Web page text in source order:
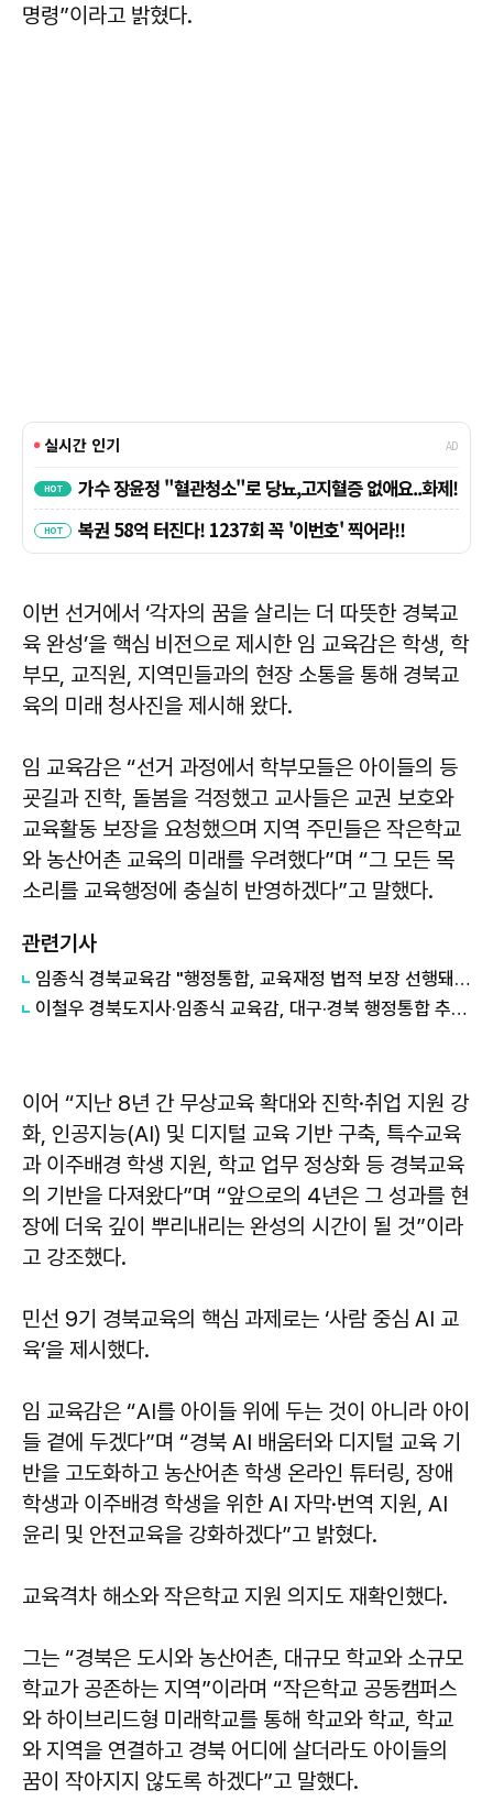
명령”이라고 밝혔다.
이번 선거에서 ‘각자의 꿈을 살리는 더 따뜻한 경북교
육 완성’을 핵심 비전으로 제시한 임 교육감은 학생, 학
부모, 교직원, 지역민들과의 현장 소통을 통해 경북교
육의 미래 청사진을 제시해 왔다.
임 교육감은 “선거 과정에서 학부모들은 아이들의 등
굣길과 진학, 돌봄을 걱정했고 교사들은 교권 보호와
교육활동 보장을 요청했으며 지역 주민들은 작은학교
와 농산어촌 교육의 미래를 우려했다”며 “그 모든 목
소리를 교육행정에 충실히 반영하겠다”고 말했다.
관련기사
임종식 경북교육감 "행정통합, 교육재정 법적 보장 선행돼야"
이철우 경북도지사·임종식 교육감, 대구·경북 행정통합 추진 관련 전격 회동
이어 “지난 8년 간 무상교육 확대와 진학·취업 지원 강
화, 인공지능(AI) 및 디지털 교육 기반 구축, 특수교육
과 이주배경 학생 지원, 학교 업무 정상화 등 경북교육
의 기반을 다져왔다”며 “앞으로의 4년은 그 성과를 현
장에 더욱 깊이 뿌리내리는 완성의 시간이 될 것”이라
고 강조했다.
민선 9기 경북교육의 핵심 과제로는 ‘사람 중심 AI 교
육’을 제시했다.
임 교육감은 “AI를 아이들 위에 두는 것이 아니라 아이
들 곁에 두겠다”며 “경북 AI 배움터와 디지털 교육 기
반을 고도화하고 농산어촌 학생 온라인 튜터링, 장애
학생과 이주배경 학생을 위한 AI 자막·번역 지원, AI
윤리 및 안전교육을 강화하겠다”고 밝혔다.
교육격차 해소와 작은학교 지원 의지도 재확인했다.
그는 “경북은 도시와 농산어촌, 대규모 학교와 소규모
학교가 공존하는 지역”이라며 “작은학교 공동캠퍼스
와 하이브리드형 미래학교를 통해 학교와 학교, 학교
와 지역을 연결하고 경북 어디에 살더라도 아이들의
꿈이 작아지지 않도록 하겠다”고 말했다.